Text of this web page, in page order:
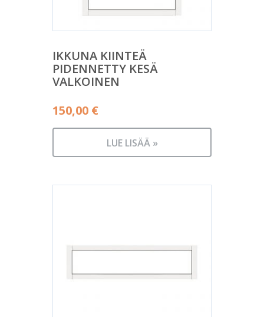
IKKUNA KIINTEÄ
PIDENNETTY KESÄ
VALKOINEN
150,00 €
LUE LISÄÄ »